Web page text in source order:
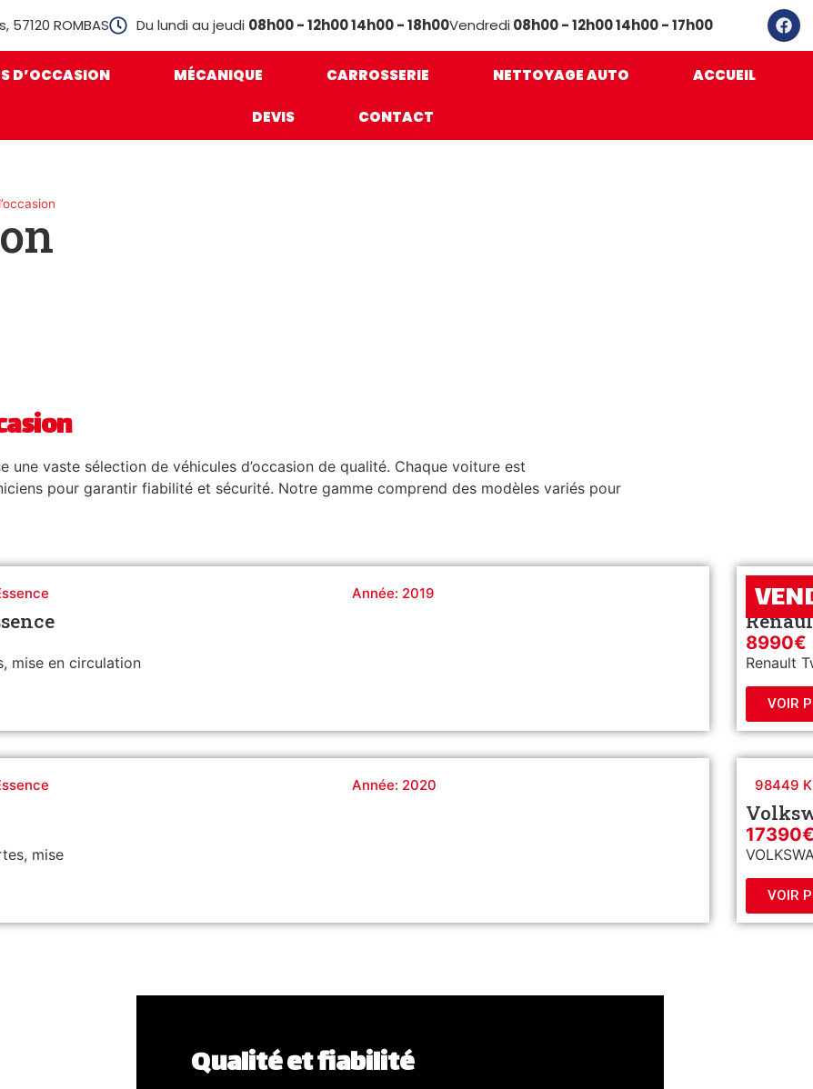
57120 ROMBAS Du lundi au jeudi 08h00 - 12h00 14h00 - 18h00Vendredi 08h00 - 12h00 14h00 - 17h00
D’OCCASION MÉCANIQUE CARROSSERIE NETTOYAGE AUTO ACCUEIL
DEVIS CONTACT
une vaste sélection de véhicules d’occasion de qualité. Chaque voiture est
pour garantir fiabilité et sécurité. Notre gamme comprend des modèles variés pour
Année: 2019
mise en circulation
105241
8990€
Renault
VOIR
Année: 2020
mise
98449
VOIR
Qualité et fiabilité